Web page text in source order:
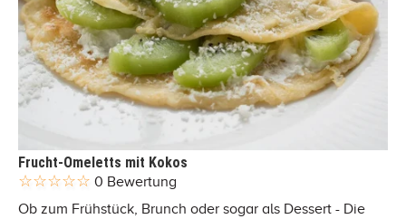
Frucht-Omeletts mit Kokos
0 Bewertung
Ob zum Frühstück, Brunch oder sogar als Dessert - Die